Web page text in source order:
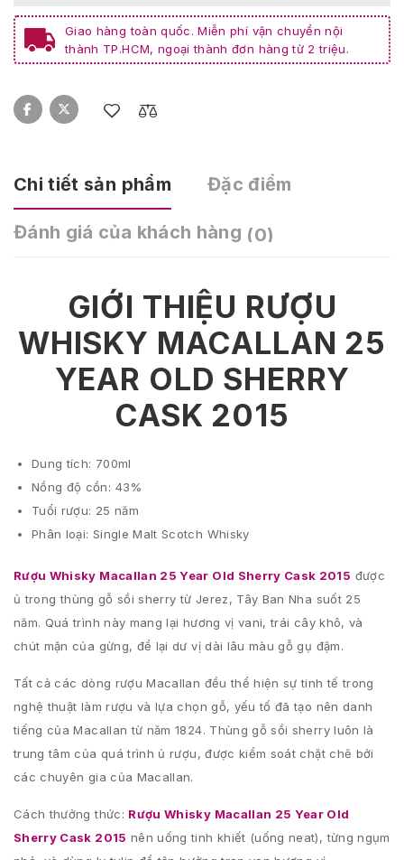
Giao hàng toàn quốc. Miễn phí vận chuyển nội
thành TP.HCM, ngoại thành đơn hàng từ 2 triệu.
Chi tiết sản phẩm Đặc điểm
Đánh giá của khách hàng (0)
GIỚI THIỆU RƯỢU
WHISKY MACALLAN 25
YEAR OLD SHERRY
CASK 2015
Dung tích: 700ml
Nồng độ cồn: 43%
Tuổi rượu: 25 năm
Phân loại: Single Malt Scotch Whisky
Rượu Whisky Macallan 25 Year Old Sherry Cask 2015 được
ủ trong thùng gỗ sồi sherry từ Jerez, Tây Ban Nha suốt 25
năm. Quá trình này mang lại hương vị vani, trái cây khô, và
chút mặn của gừng, để lại dư vị dài lâu màu gỗ gụ đậm.
Tất cả các dòng rượu Macallan đều thể hiện sự tinh tế trong
nghệ thuật làm rượu và lựa chọn gỗ, yếu tố đã tạo nên danh
tiếng của Macallan từ năm 1824. Thùng gỗ sồi sherry luôn là
trung tâm của quá trình ủ rượu, được kiểm soát chặt chẽ bởi
các chuyên gia của Macallan.
Cách thưởng thức: Rượu Whisky Macallan 25 Year Old
Sherry Cask 2015 nên uống tinh khiết (uống neat), từng ngụm